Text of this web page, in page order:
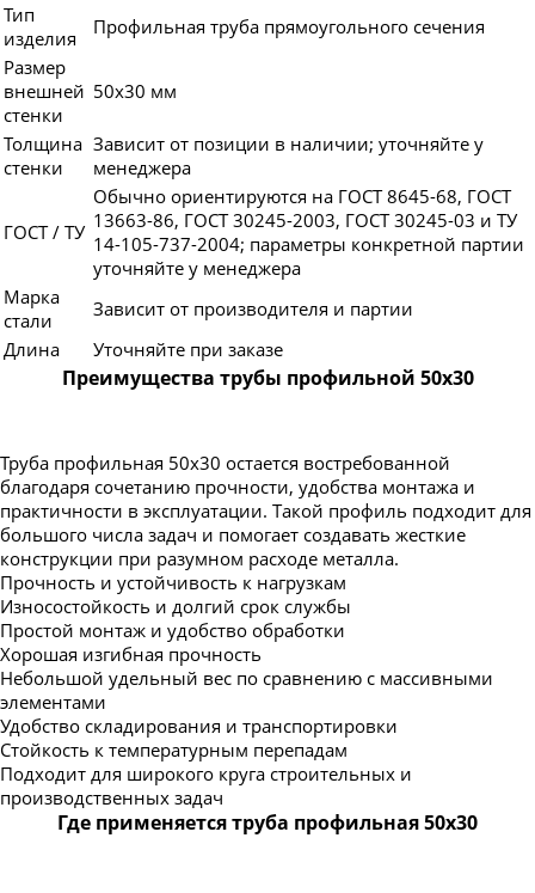
Тип
изделия
Профильная труба прямоугольного сечения
Размер
внешней
стенки
50х30 мм
Толщина
стенки
Зависит от позиции в наличии; уточняйте у
менеджера
ГОСТ / ТУ
Обычно ориентируются на ГОСТ 8645-68, ГОСТ
13663-86, ГОСТ 30245-2003, ГОСТ 30245-03 и ТУ
14-105-737-2004; параметры конкретной партии
уточняйте у менеджера
Марка
стали
Зависит от производителя и партии
Длина
Уточняйте при заказе
Преимущества трубы профильной 50х30
Труба профильная 50х30 остается востребованной
благодаря сочетанию прочности, удобства монтажа и
практичности в эксплуатации. Такой профиль подходит для
большого числа задач и помогает создавать жесткие
конструкции при разумном расходе металла.
Прочность и устойчивость к нагрузкам
Износостойкость и долгий срок службы
Простой монтаж и удобство обработки
Хорошая изгибная прочность
Небольшой удельный вес по сравнению с массивными
элементами
Удобство складирования и транспортировки
Стойкость к температурным перепадам
Подходит для широкого круга строительных и
производственных задач
Где применяется труба профильная 50х30